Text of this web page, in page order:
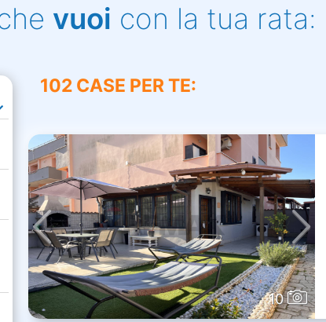
vuoi con la tua rata:
102 CASE PER TE:
10